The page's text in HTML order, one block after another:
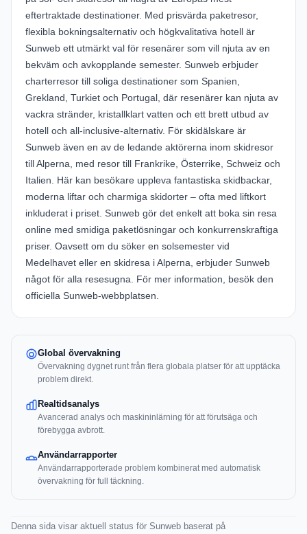
eftertraktade destinationer. Med prisvärda paketresor,
flexibla bokningsalternativ och högkvalitativa hotell är
Sunweb ett utmärkt val för resenärer som vill njuta av en
bekväm och avkopplande semester. Sunweb erbjuder
charterresor till soliga destinationer som Spanien,
Grekland, Turkiet och Portugal, där resenärer kan njuta av
vackra stränder, kristallklart vatten och ett brett utbud av
hotell och all-inclusive-alternativ. För skidälskare är
Sunweb även en av de ledande aktörerna inom skidresor
till Alperna, med resor till Frankrike, Österrike, Schweiz och
Italien. Här kan besökare uppleva fantastiska skidbackar,
moderna liftar och charmiga skidorter – ofta med liftkort
inkluderat i priset. Sunweb gör det enkelt att boka sin resa
online med smidiga paketlösningar och konkurrenskraftiga
priser. Oavsett om du söker en solsemester vid
Medelhavet eller en skidresa i Alperna, erbjuder Sunweb
något för alla resesugna. För mer information, besök den
officiella Sunweb-webbplatsen.
Global övervakning
Övervakning dygnet runt från flera globala platser för att upptäcka
problem direkt.
Realtidsanalys
Avancerad analys och maskininlärning för att förutsäga och
förebygga avbrott.
Användarrapporter
Användarrapporterade problem kombinerat med automatisk
övervakning för full täckning.
Denna sida visar aktuell status för Sunweb baserat på